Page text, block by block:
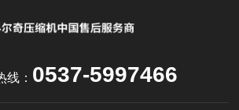
线： 0537-5997466